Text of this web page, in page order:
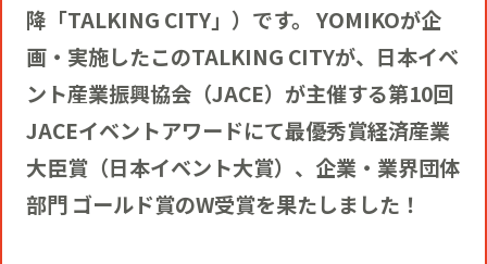
降「TALKING CITY」）です。 YOMIKOが企
画・実施したこのTALKING CITYが、日本イベ
ント産業振興協会（JACE）が主催する第10回
JACEイベントアワードにて最優秀賞経済産業
大臣賞（日本イベント大賞）、企業・業界団体
部門 ゴールド賞のW受賞を果たしました！